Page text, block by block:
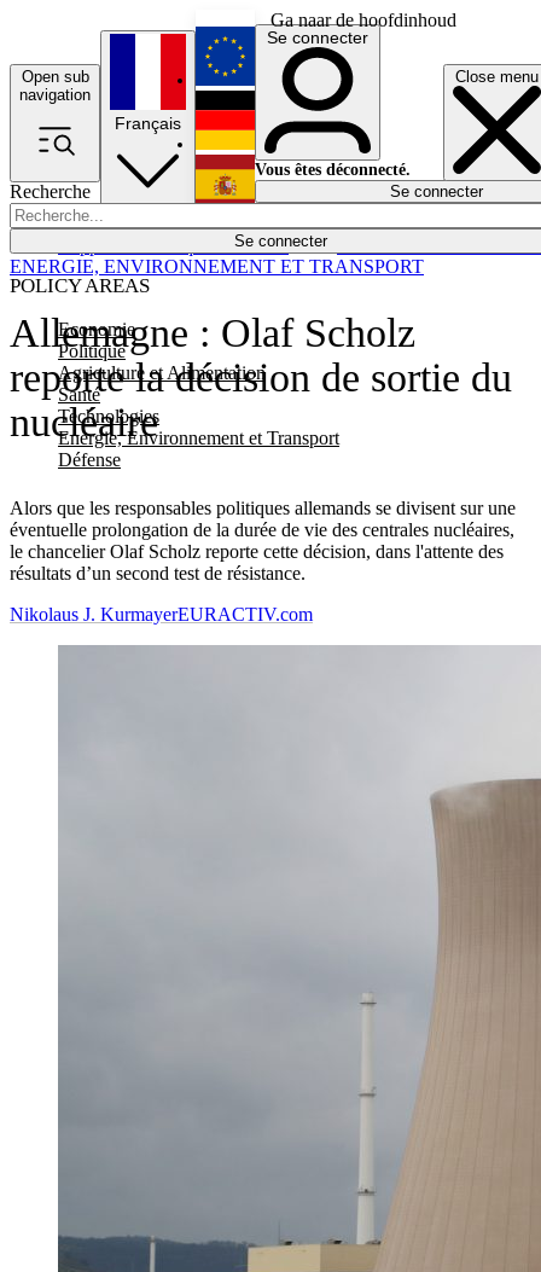
Ga naar de hoofdinhoud
Open sub
navigation
Close menu
Recherche
Se connecter
POLICY AREAS
Economie
Politique
Agriculture et Alimentation
Santé
Technologies
Energie, Environnement et Transport
Défense
Économie
Français
English
Deutsch
Español
Se connecter
Vous êtes déconnecté.
Se connecter
Allemagne : Olaf Scholz
reporte la décision de sortie du
nucléaire
Alors que les responsables politiques allemands se divisent sur une
éventuelle prolongation de la durée de vie des centrales nucléaires,
le chancelier Olaf Scholz reporte cette décision, dans l'attente des
résultats d’un second test de résistance.
ENERGIE, ENVIRONNEMENT ET TRANSPORT
Nikolaus J. KurmayerEURACTIV.com